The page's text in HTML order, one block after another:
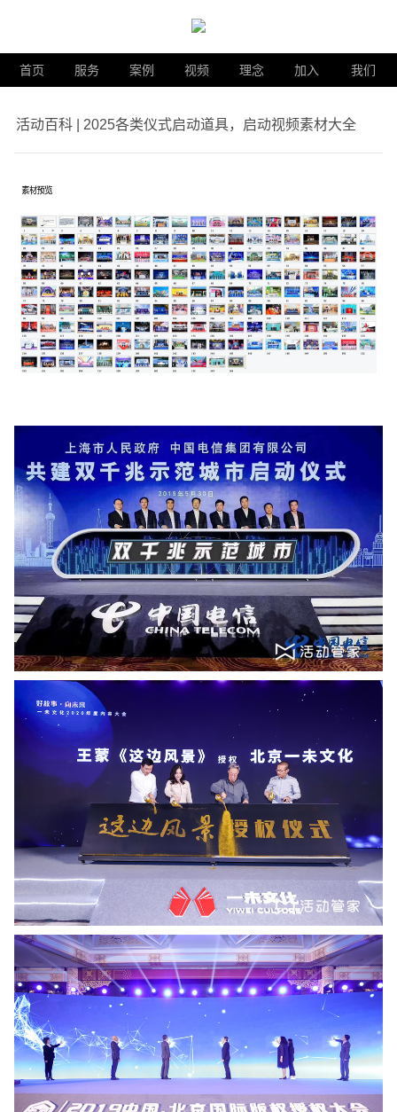
首页 服务 案例 视频 理念 加入 我们
活动百科 | 2025各类仪式启动道具，启动视频素材大全